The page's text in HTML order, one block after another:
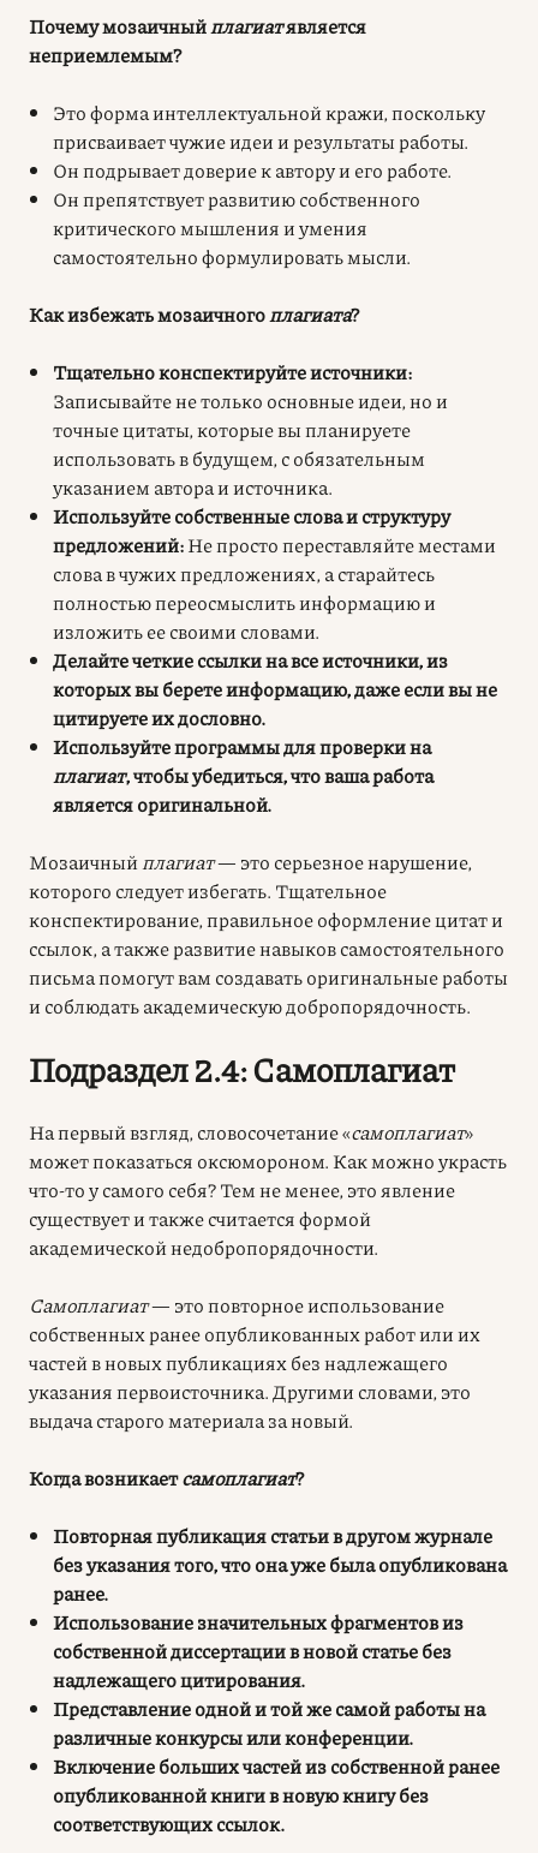
Почему мозаичныйплагиатявляется
неприемлемым?
Это форма интеллектуальной кражи, поскольку
присваивает чужие идеи и результаты работы.
Он подрывает доверие к автору и его работе.
Он препятствует развитию собственного
критического мышления и умения
самостоятельно формулировать мысли.
Как избежать мозаичногоплагиата?
Тщательно конспектируйте источники:
Записывайте не только основные идеи, но и
точные цитаты, которые вы планируете
использовать в будущем, с обязательным
указанием автора и источника.
Используйте собственные слова и структуру
предложений:Не просто переставляйте местами
слова в чужих предложениях, а старайтесь
полностью переосмыслить информацию и
изложить ее своими словами.
Делайте четкие ссылки на все источники, из
которых вы берете информацию, даже если вы не
цитируете их дословно.
Используйте программы для проверки на
плагиат, чтобы убедиться, что ваша работа
является оригинальной.
Мозаичный плагиат— это серьезное нарушение,
которого следует избегать. Тщательное
конспектирование, правильное оформление цитат и
ссылок, а также развитие навыков самостоятельного
письма помогут вам создавать оригинальные работы
и соблюдать академическую добропорядочность.
Подраздел 2.4: Самоплагиат
На первый взгляд, словосочетание «самоплагиат»
может показаться оксюмороном. Как можно украсть
что-то у самого себя? Тем не менее, это явление
существует и также считается формой
академической недобропорядочности.
Самоплагиат— это повторное использование
собственных ранее опубликованных работ или их
частей в новых публикациях без надлежащего
указания первоисточника. Другими словами, это
выдача старого материала за новый.
Когда возникаетсамоплагиат?
Повторная публикация статьи в другом журнале
без указания того, что она уже была опубликована
ранее.
Использование значительных фрагментов из
собственной диссертации в новой статье без
надлежащего цитирования.
Представление одной и той же самой работы на
различные конкурсы или конференции.
Включение больших частей из собственной ранее
опубликованной книги в новую книгу без
соответствующих ссылок.